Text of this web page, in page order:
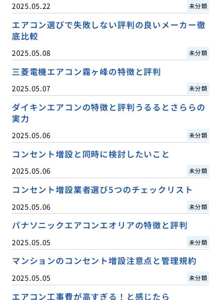
2025.05.22 未分類
エアコン選びで失敗しない評判の良いメーカー徹
底比較
2025.05.08 未分類
三菱電機エアコン霧ヶ峰の特徴と評判
2025.05.07 未分類
ダイキンエアコンの特徴と評判うるるとさららの
実力
2025.05.06 未分類
コンセント増設と同時に検討したいこと
2025.05.06 未分類
コンセント増設業者選び5つのチェックリスト
2025.05.06 未分類
パナソニックエアコンエオリアの特徴と評判
2025.05.05 未分類
マンションのコンセント増設注意点と管理規約
2025.05.05 未分類
エアコン工事費が高すぎる！と感じたら